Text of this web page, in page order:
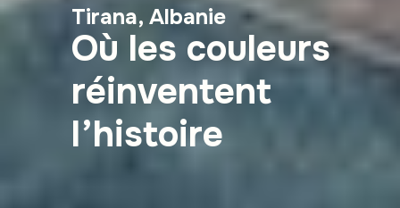
Tirana, Albanie
Où les couleurs
réinventent
l’histoire